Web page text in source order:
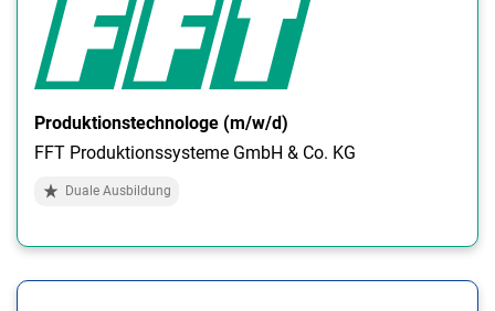
Produktionstechnologe (m/w/d)
FFT Produktionssysteme GmbH & Co. KG
Duale Ausbildung